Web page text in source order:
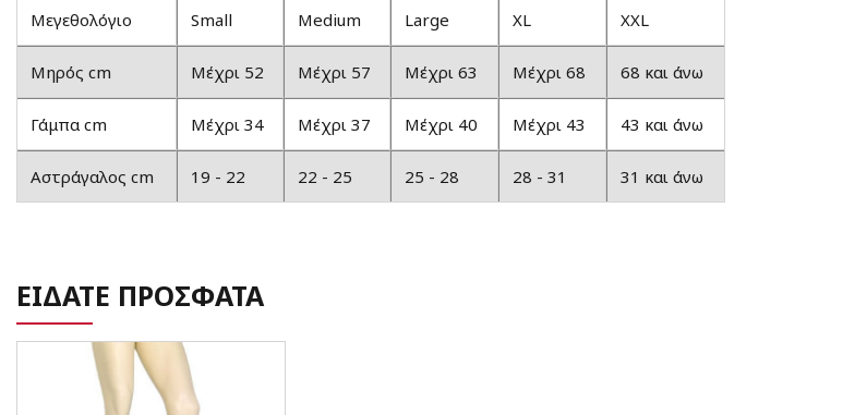
Μεγεθολόγιο Small Medium Large XL XXL
Μηρός cm Μέχρι 52 Μέχρι 57 Μέχρι 63 Μέχρι 68 68 και άνω
Γάμπα cm Μέχρι 34 Μέχρι 37 Μέχρι 40 Μέχρι 43 43 και άνω
Αστράγαλος cm 19 - 22 22 - 25 25 - 28 28 - 31 31 και άνω
ΕΙΔΑΤΕ ΠΡΟΣΦΑΤΑ